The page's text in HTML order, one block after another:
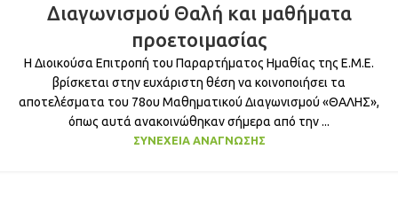
Διαγωνισμού Θαλή και μαθήματα
προετοιμασίας
Η Διοικούσα Επιτροπή του Παραρτήματος Ημαθίας της E.Μ.E.
βρίσκεται στην ευχάριστη θέση να κοινοποιήσει τα
αποτελέσματα του 78ου Μαθηματικού Διαγωνισμού «ΘΑΛΗΣ»,
όπως αυτά ανακοινώθηκαν σήμερα από την ...
ΣΥΝΈΧΕΙΑ ΑΝΆΓΝΩΣΗΣ